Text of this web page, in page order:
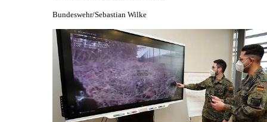
Bundeswehr/Sebastian Wilke